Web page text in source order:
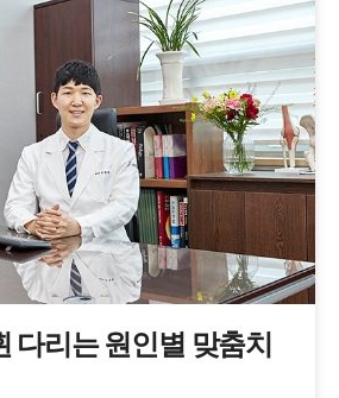
다리는 원인별 맞춤치